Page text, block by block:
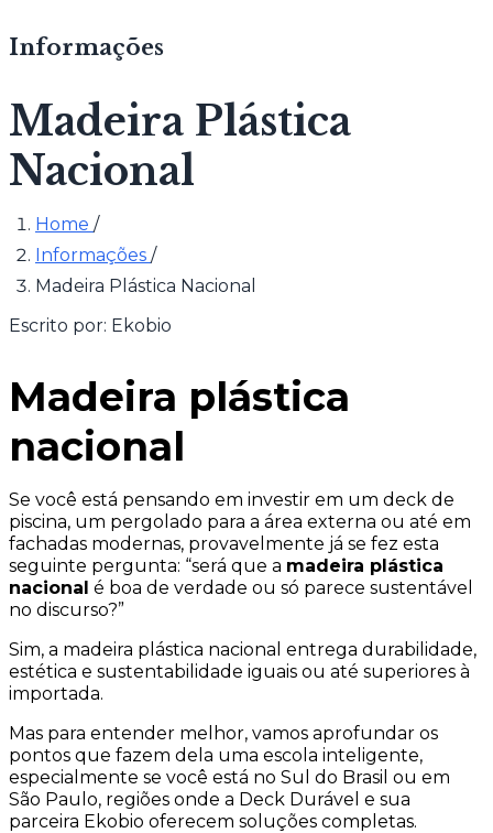
Informações
Madeira Plástica
Nacional
Home /
Informações /
Madeira Plástica Nacional
Escrito por: Ekobio
Madeira plástica
nacional
Se você está pensando em investir em um deck de
piscina, um pergolado para a área externa ou até em
fachadas modernas, provavelmente já se fez esta
seguinte pergunta: “será que a madeira plástica
nacional é boa de verdade ou só parece sustentável
no discurso?”
Sim, a madeira plástica nacional entrega durabilidade,
estética e sustentabilidade iguais ou até superiores à
importada.
Mas para entender melhor, vamos aprofundar os
pontos que fazem dela uma escola inteligente,
especialmente se você está no Sul do Brasil ou em
São Paulo, regiões onde a Deck Durável e sua
parceira Ekobio oferecem soluções completas.